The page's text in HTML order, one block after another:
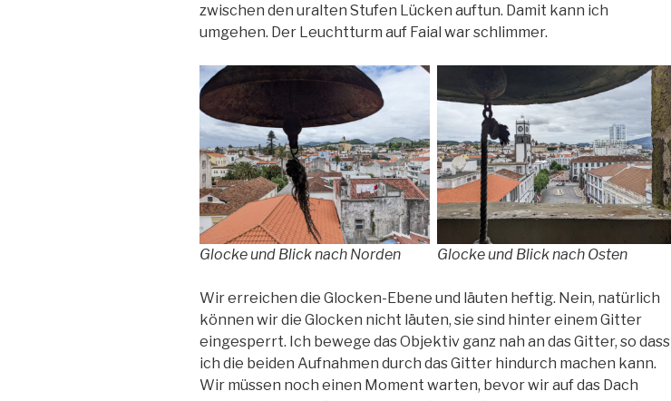
zwischen den uralten Stufen Lücken auftun. Damit kann ich
umgehen. Der Leuchtturm auf Faial war schlimmer.
Glocke und Blick nach Norden Glocke und Blick nach Osten
Wir erreichen die Glocken-Ebene und läuten heftig. Nein, natürlich
können wir die Glocken nicht läuten, sie sind hinter einem Gitter
eingesperrt. Ich bewege das Objektiv ganz nah an das Gitter, so dass
ich die beiden Aufnahmen durch das Gitter hindurch machen kann.
Wir müssen noch einen Moment warten, bevor wir auf das Dach